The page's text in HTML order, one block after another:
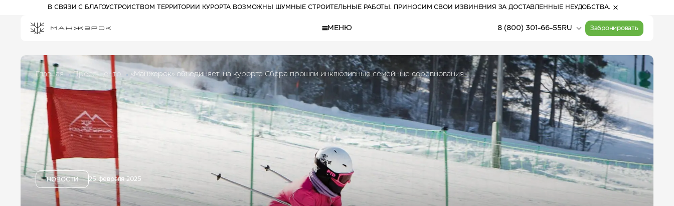
В СВЯЗИ С БЛАГОУСТРОЙСТВОМ ТЕРРИТОРИИ КУРОРТА ВОЗМОЖНЫ ШУМНЫЕ СТРОИТЕЛЬНЫЕ РАБОТЫ. ПРИНОСИМ СВОИ ИЗВИНЕНИЯ ЗА ДОСТАВЛЕННЫЕ НЕУДОБСТВА.
МЕНЮ 8 (800) 301-66-55RU Забронировать
ПРОЖИВАНИЕ НА КУРОРТЕ
СПЕЦПРЕДЛОЖЕНИЯ
РАЗВЛЕЧЕНИЯ
АФИША
АКТИВНЫЙ ОТДЫХ
ПРОГУЛОЧНЫЕ БИЛЕТЫ
КАНАТНЫЕ ДОРОГИ
ПАРК ПРИКЛЮЧЕНИЙ
ДРИМВУД
ДЕТЯМ
СПА И ФИТНЕС
00:52 (Алтай)
Прогулочные билеты
на канатные дороги
Расписание работы
канатных дорог
19°С Активный отдых
Главная Пресс-центр «Манжерок» объединяет: на курорте Сбера прошли инклюзивные семейные соревнования
НОВОСТИ 25 февраля 2025